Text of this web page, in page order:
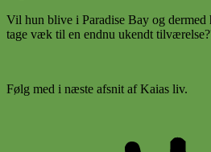
Vil hun blive i Paradise Bay og dermed
tage væk til en endnu ukendt
Følg med i næste afsnit af Kaias liv.